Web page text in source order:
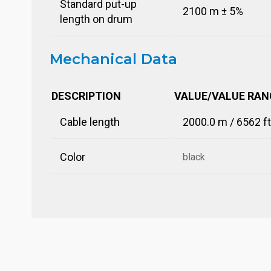
Standard put-up
length on drum
2100 m ± 5%
Mechanical Data
DESCRIPTION VALUE/VALUE
Cable length 2000.0 m / 6562 ft
Color black